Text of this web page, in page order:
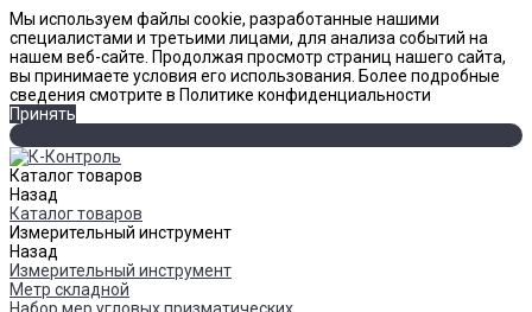
Мы используем файлы cookie, разработанные нашими
специалистами и третьими лицами, для анализа событий на
нашем веб-сайте. Продолжая просмотр страниц нашего сайта,
вы принимаете условия его использования. Более подробные
сведения смотрите в Политике конфиденциальности
Принять
Каталог товаров
Назад
Каталог товаров
Измерительный инструмент
Назад
Измерительный инструмент
Метр складной